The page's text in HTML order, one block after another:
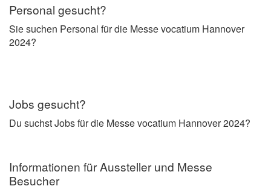
Personal gesucht?
Sie suchen Personal für die Messe vocatium Hannover
2024?
Jobs gesucht?
Du suchst Jobs für die Messe vocatium Hannover 2024?
Informationen für Aussteller und Messe
Besucher